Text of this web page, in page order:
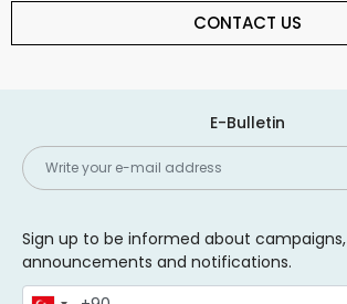
CONTACT US
E-Bulletin
Sign up to be informed about campaigns,
announcements and notifications.